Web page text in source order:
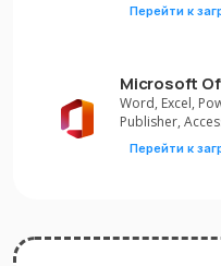
Перейти к
Microsoft
Word, Excel,
Publisher,
Перейти к